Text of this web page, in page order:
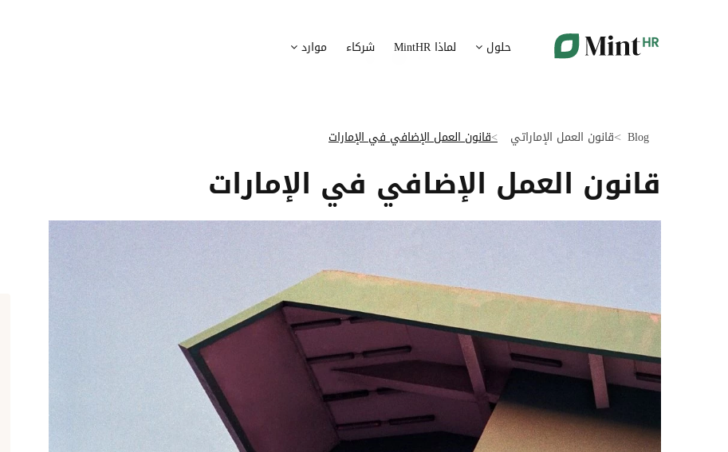
حلول لماذا MintHR شركاء موارد
Blog قانون العمل الإماراتي قانون العمل الإضافي في الإمارات
قانون العمل الإضافي في الإمارات
بيانات الموارد البشرية ممركزة في بوابة واحدة قم برقمنة عملية التوظيف الخاصة بك
قم بإدارة الوثائق الإدارية بشكل أوتوماتيكي ضمان متابعة أفضل لمسارات تدريب موظفيك
تقارير النفقات
رقمنة إدارة تقارير النفقات
آراء الموظفين
جس نبض موظفيك
الرواتب و التعويض
اعداد الرواتب بشكل أسهل
المهام وقوائم الاختيار
تحسين متابعة مهام وقوائم التحقق الخاصة
بالموارد البشرية
تتبع التأمين الصحي